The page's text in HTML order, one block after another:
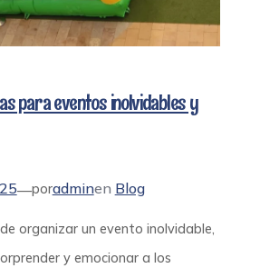
para eventos inolvidables y
—poradminen Blog
organizar un evento inolvidable,
y emocionar a los